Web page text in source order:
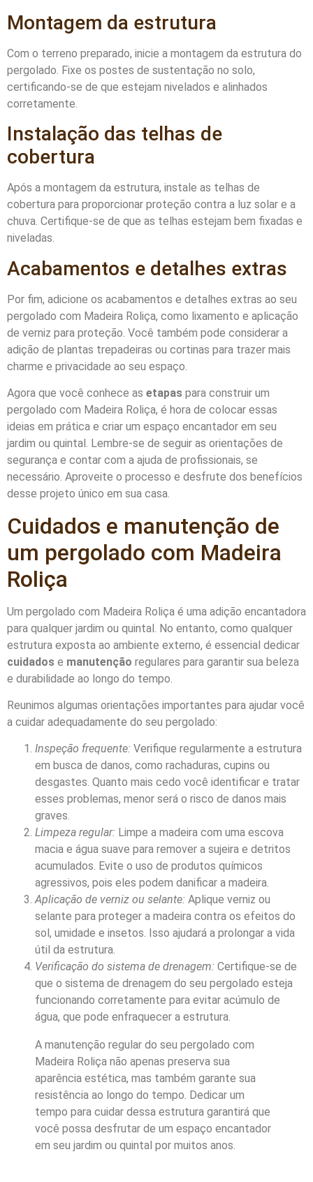
Montagem da estrutura
Com o terreno preparado, inicie a montagem da estrutura do
pergolado. Fixe os postes de sustentação no solo,
certificando-se de que estejam nivelados e alinhados
corretamente.
Instalação das telhas de
cobertura
Após a montagem da estrutura, instale as telhas de
cobertura para proporcionar proteção contra a luz solar e a
chuva. Certifique-se de que as telhas estejam bem fixadas e
niveladas.
Acabamentos e detalhes extras
Por fim, adicione os acabamentos e detalhes extras ao seu
pergolado com Madeira Roliça, como lixamento e aplicação
de verniz para proteção. Você também pode considerar a
adição de plantas trepadeiras ou cortinas para trazer mais
charme e privacidade ao seu espaço.
Agora que você conhece as etapas para construir um
pergolado com Madeira Roliça, é hora de colocar essas
ideias em prática e criar um espaço encantador em seu
jardim ou quintal. Lembre-se de seguir as orientações de
segurança e contar com a ajuda de profissionais, se
necessário. Aproveite o processo e desfrute dos benefícios
desse projeto único em sua casa.
Cuidados e manutenção de
um pergolado com Madeira
Roliça
Um pergolado com Madeira Roliça é uma adição encantadora
para qualquer jardim ou quintal. No entanto, como qualquer
estrutura exposta ao ambiente externo, é essencial dedicar
cuidados e manutenção regulares para garantir sua beleza
e durabilidade ao longo do tempo.
Reunimos algumas orientações importantes para ajudar você
a cuidar adequadamente do seu pergolado:
Inspeção frequente: Verifique regularmente a estrutura
em busca de danos, como rachaduras, cupins ou
desgastes. Quanto mais cedo você identificar e tratar
esses problemas, menor será o risco de danos mais
graves.
Limpeza regular: Limpe a madeira com uma escova
macia e água suave para remover a sujeira e detritos
acumulados. Evite o uso de produtos químicos
agressivos, pois eles podem danificar a madeira.
Aplicação de verniz ou selante: Aplique verniz ou
selante para proteger a madeira contra os efeitos do
sol, umidade e insetos. Isso ajudará a prolongar a vida
útil da estrutura.
Verificação do sistema de drenagem: Certifique-se de
que o sistema de drenagem do seu pergolado esteja
funcionando corretamente para evitar acúmulo de
água, que pode enfraquecer a estrutura.
A manutenção regular do seu pergolado com
Madeira Roliça não apenas preserva sua
aparência estética, mas também garante sua
resistência ao longo do tempo. Dedicar um
tempo para cuidar dessa estrutura garantirá que
você possa desfrutar de um espaço encantador
em seu jardim ou quintal por muitos anos.